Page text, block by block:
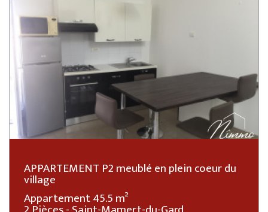
APPARTEMENT P2 meublé en plein coeur du
village
Appartement 45.5 m²